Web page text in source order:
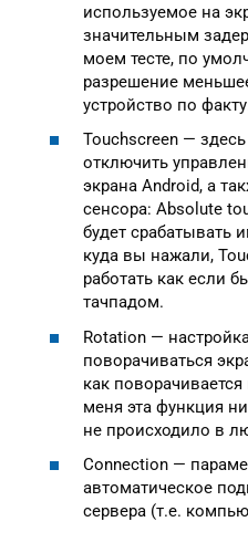
используемое на
значительным
моем тесте, по
разрешение
устройство по
Touchscreen —
отключить
экрана Android, а
сенсора: Absolute
будет срабатывать
куда вы нажали,
работать как если
тачпадом.
Rotation —
поворачиваться
как
меня эта функция
не происходило в
Connection —
автоматическое
сервера (т.е.